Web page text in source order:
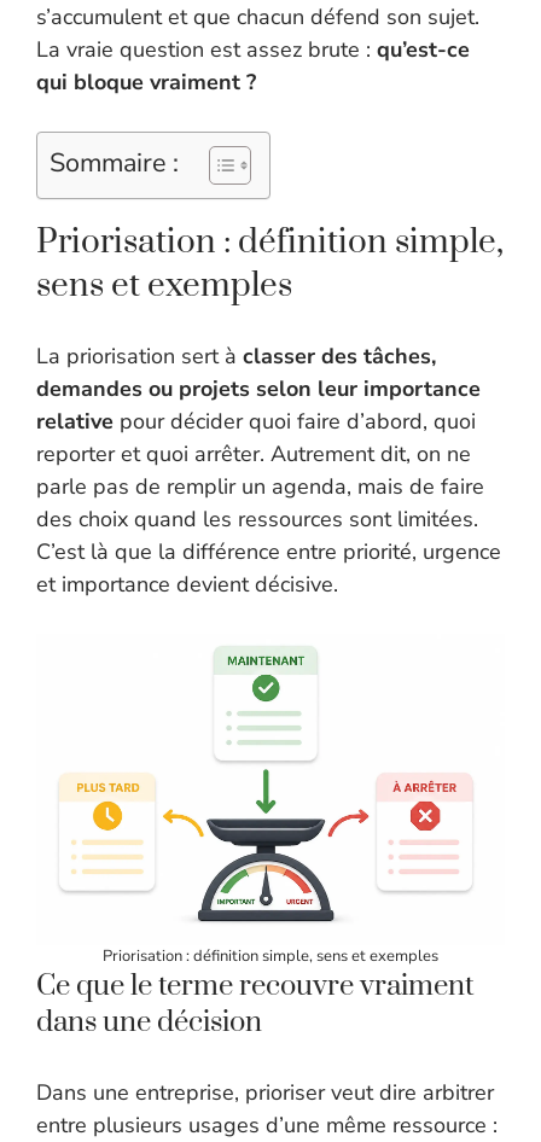
s’accumulent et que chacun défend son sujet.
La vraie question est assez brute : qu’est-ce
qui bloque vraiment ?
Sommaire :
Priorisation : définition simple,
sens et exemples
La priorisation sert à classer des tâches,
demandes ou projets selon leur importance
relative pour décider quoi faire d’abord, quoi
reporter et quoi arrêter. Autrement dit, on ne
parle pas de remplir un agenda, mais de faire
des choix quand les ressources sont limitées.
C’est là que la différence entre priorité, urgence
et importance devient décisive.
Priorisation : définition simple, sens et exemples
Ce que le terme recouvre vraiment
dans une décision
Dans une entreprise, prioriser veut dire arbitrer
entre plusieurs usages d’une même ressource :